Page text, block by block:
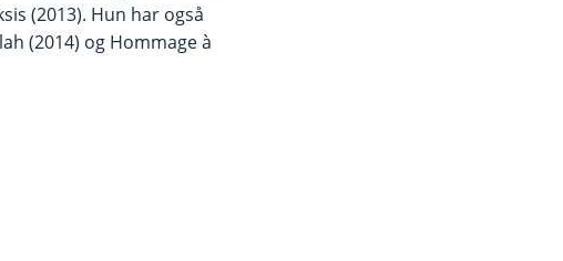
(2013). Hun har også
(2014) og Hommage à